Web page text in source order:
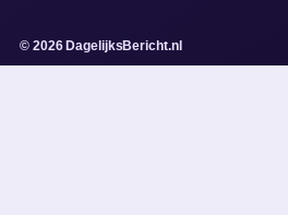
© 2026 DagelijksBericht.nl